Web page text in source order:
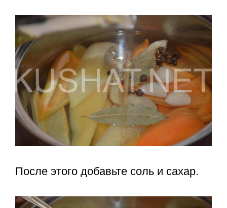
После этого добавьте соль и сахар.